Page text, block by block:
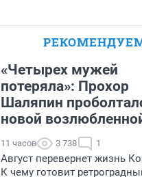
«Четырех мужей
потеряла»: Прохор
Шаляпин
новой
11 часов 3 738 1
Август перевернет жизнь
К чему готовит